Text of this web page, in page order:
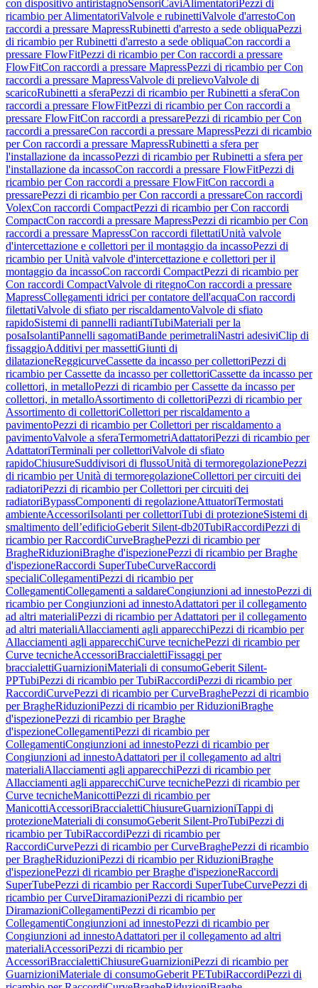
con dispositivo antiristagnoSensoriCaviAlimentatori Pezzi di
ricambio per AlimentatoriValvole e rubinettiValvole d'arrestoCon
raccordi a pressare MapressRubinetti d'arresto a sede obliquaPezzi
di ricambio per Rubinetti d'arresto a sede obliquaCon raccordi a
pressare FlowFitPezzi di ricambio per Con raccordi a pressare
FlowFitCon raccordi a pressare MapressPezzi di ricambio per Con
raccordi a pressare MapressValvole di prelievoValvole di
scaricoRubinetti a sferaPezzi di ricambio per Rubinetti a sferaCon
raccordi a pressare FlowFitPezzi di ricambio per Con raccordi a
pressare FlowFitCon raccordi a pressarePezzi di ricambio per Con
raccordi a pressareCon raccordi a pressare MapressPezzi di ricambio
per Con raccordi a pressare MapressRubinetti a sfera per
l'installazione da incassoPezzi di ricambio per Rubinetti a sfera per
l'installazione da incassoCon raccordi a pressare FlowFitPezzi di
ricambio per Con raccordi a pressare FlowFitCon raccordi a
pressarePezzi di ricambio per Con raccordi a pressareCon raccordi
VolexCon raccordi CompactPezzi di ricambio per Con raccordi
CompactCon raccordi a pressare MapressPezzi di ricambio per Con
raccordi a pressare MapressCon raccordi filettatiUnità valvole
d'intercettazione e collettori per il montaggio da incassoPezzi di
ricambio per Unità valvole d'intercettazione e collettori per il
montaggio da incassoCon raccordi CompactPezzi di ricambio per
Con raccordi CompactValvole di ritegnoCon raccordi a pressare
MapressCollegamenti idrici per contatore dell'acquaCon raccordi
filettatiValvole di sfiato per riscaldamentoValvole di sfiato
rapidoSistemi di pannelli radiantiTubiMateriali per la
posaIsolantiPannelli sagomatiBande perimetraliNastri adesiviClip di
fissaggioAdditivi per massettiGiunti di
dilatazioneReggicurveCassette da incasso per collettoriPezzi di
ricambio per Cassette da incasso per collettoriCassette da incasso per
collettori, in metalloPezzi di ricambio per Cassette da incasso per
collettori, in metalloAssortimento di collettoriPezzi di ricambio per
Assortimento di collettoriCollettori per riscaldamento a
pavimentoPezzi di ricambio per Collettori per riscaldamento a
pavimentoValvole a sferaTermometriAdattatoriPezzi di ricambio per
AdattatoriTerminali per collettoriValvole di sfiato
rapidoChiusureSuddivisori di flussoUnità di termoregolazionePezzi
di ricambio per Unità di termoregolazioneCollettori per circuiti dei
radiatoriPezzi di ricambio per Collettori per circuiti dei
radiatoriBypassComponenti di regolazioneAttuatoriTermostati
ambienteAccessoriIsolanti per collettoriTubi di protezioneSistemi di
smaltimento dell’edificioGeberit Silent-db20TubiRaccordiPezzi di
ricambio per RaccordiCurveBraghePezzi di ricambio per
BragheRiduzioniBraghe d'ispezionePezzi di ricambio per Braghe
d'ispezioneRaccordi SuperTubeCurveRaccordi
specialiCollegamentiPezzi di ricambio per
CollegamentiCollegamenti a saldareCongiunzioni ad innestoPezzi di
ricambio per Congiunzioni ad innestoAdattatori per il collegamento
ad altri materialiPezzi di ricambio per Adattatori per il collegamento
ad altri materialiAllacciamenti agli apparecchiPezzi di ricambio per
Allacciamenti agli apparecchiCurve tecnichePezzi di ricambio per
Curve tecnicheAccessoriBraccialettiFissaggi per
braccialettiGuarnizioniMateriali di consumoGeberit Silent-
PPTubiPezzi di ricambio per TubiRaccordiPezzi di ricambio per
RaccordiCurvePezzi di ricambio per CurveBraghePezzi di ricambio
per BragheRiduzioniPezzi di ricambio per RiduzioniBraghe
d'ispezionePezzi di ricambio per Braghe
d'ispezioneCollegamentiPezzi di ricambio per
CollegamentiCongiunzioni ad innestoPezzi di ricambio per
Congiunzioni ad innestoAdattatori per il collegamento ad altri
materialiAllacciamenti agli apparecchiPezzi di ricambio per
Allacciamenti agli apparecchiCurve tecnichePezzi di ricambio per
Curve tecnicheManicottiPezzi di ricambio per
ManicottiAccessoriBraccialettiChiusureGuarnizioniTappi di
protezioneMateriali di consumoGeberit Silent-ProTubiPezzi di
ricambio per TubiRaccordiPezzi di ricambio per
RaccordiCurvePezzi di ricambio per CurveBraghePezzi di ricambio
per BragheRiduzioniPezzi di ricambio per RiduzioniBraghe
d'ispezionePezzi di ricambio per Braghe d'ispezioneRaccordi
SuperTubePezzi di ricambio per Raccordi SuperTubeCurvePezzi di
ricambio per CurveDiramazioniPezzi di ricambio per
DiramazioniCollegamentiPezzi di ricambio per
CollegamentiCongiunzioni ad innestoPezzi di ricambio per
Congiunzioni ad innestoAdattatori per il collegamento ad altri
materialiAccessoriPezzi di ricambio per
AccessoriBraccialettiChiusureGuarnizioniPezzi di ricambio per
GuarnizioniMateriale di consumoGeberit PETubiRaccordiPezzi di